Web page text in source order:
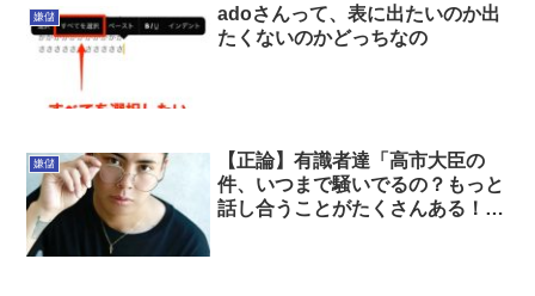
嫌儲
adoさんって、表に出たいのか出
たくないのかどっちなの
嫌儲
【正論】有識者達「高市大臣の
件、いつまで騒いでるの？もっと
話し合うことがたくさんある！野